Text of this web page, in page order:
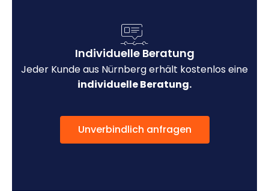
Individuelle Beratung
Jeder Kunde aus Nürnberg erhält kostenlos eine
individuelle Beratung.
Unverbindlich anfragen